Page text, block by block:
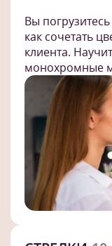
Вы
как сочетать
клиента.
монохромные